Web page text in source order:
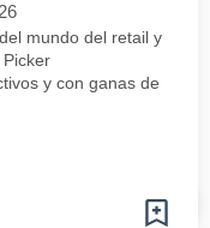
mundo del retail y
y con ganas de